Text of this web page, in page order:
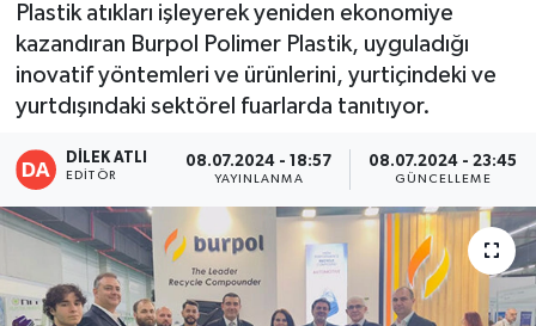
Plastik atıkları işleyerek yeniden ekonomiye
kazandıran Burpol Polimer Plastik, uyguladığı
inovatif yöntemleri ve ürünlerini, yurtiçindeki ve
yurtdışındaki sektörel fuarlarda tanıtıyor.
DİLEK ATLI
EDITÖR
08.07.2024 - 18:57
YAYINLANMA
08.07.2024 - 23:45
GÜNCELLEME
Son Dakika Haberleri
Haber Arşivi